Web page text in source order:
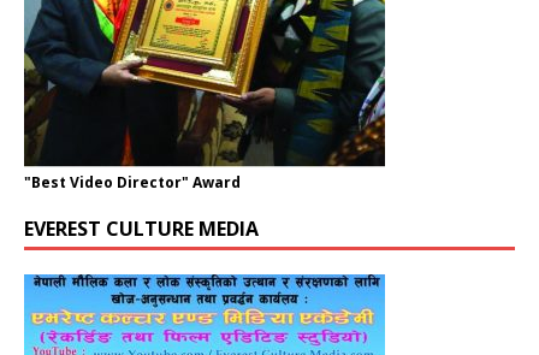
"Best Video Director" Award
EVEREST CULTURE MEDIA